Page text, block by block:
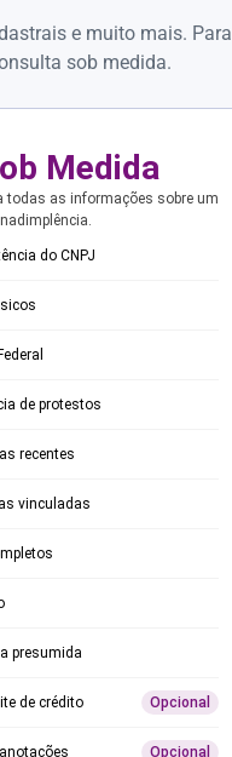
e muito mais. Para
sob medida.
Medida
todas as informações sobre um
do CNPJ
de protestos
recentes
vinculadas
presumida
de crédito Opcional
Opcional